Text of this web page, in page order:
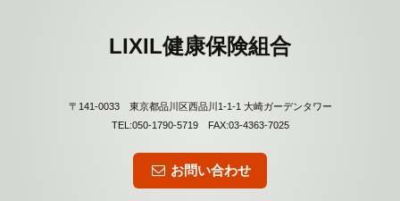
LIXIL健康保険組合
〒141-0033 東京都品川区西品川1-1-1 大崎ガーデンタワー
TEL:050-1790-5719 FAX:03-4363-7025
お問い合わせ